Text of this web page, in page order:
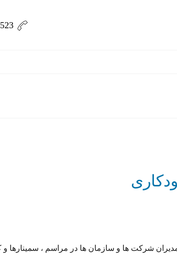
شرکت ها و سازمان ها در مراسم ، سمینارها و